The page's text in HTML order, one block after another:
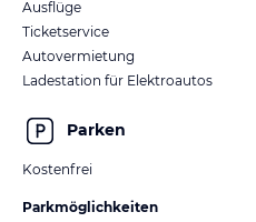
Ausflüge
Ticketservice
Autovermietung
Ladestation für Elektroautos
Parken
Kostenfrei
Parkmöglichkeiten